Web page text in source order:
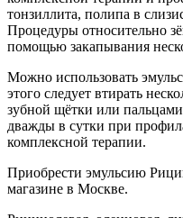
тонзиллита, полипа в
Процедуры относительно
помощью закапывания
Можно использовать
этого следует втирать
зубной щётки или
дважды в сутки при
комплексной терапии.
Приобрести эмульсию
магазине в Москве.